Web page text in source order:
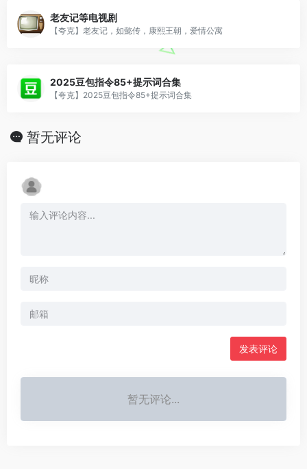
老友记等电视剧
【夸克】老友记，如懿传，康熙王朝，爱情公寓
2025豆包指令85+提示词合集
【夸克】2025豆包指令85+提示词合集
暂无评论
发表评论
暂无评论...